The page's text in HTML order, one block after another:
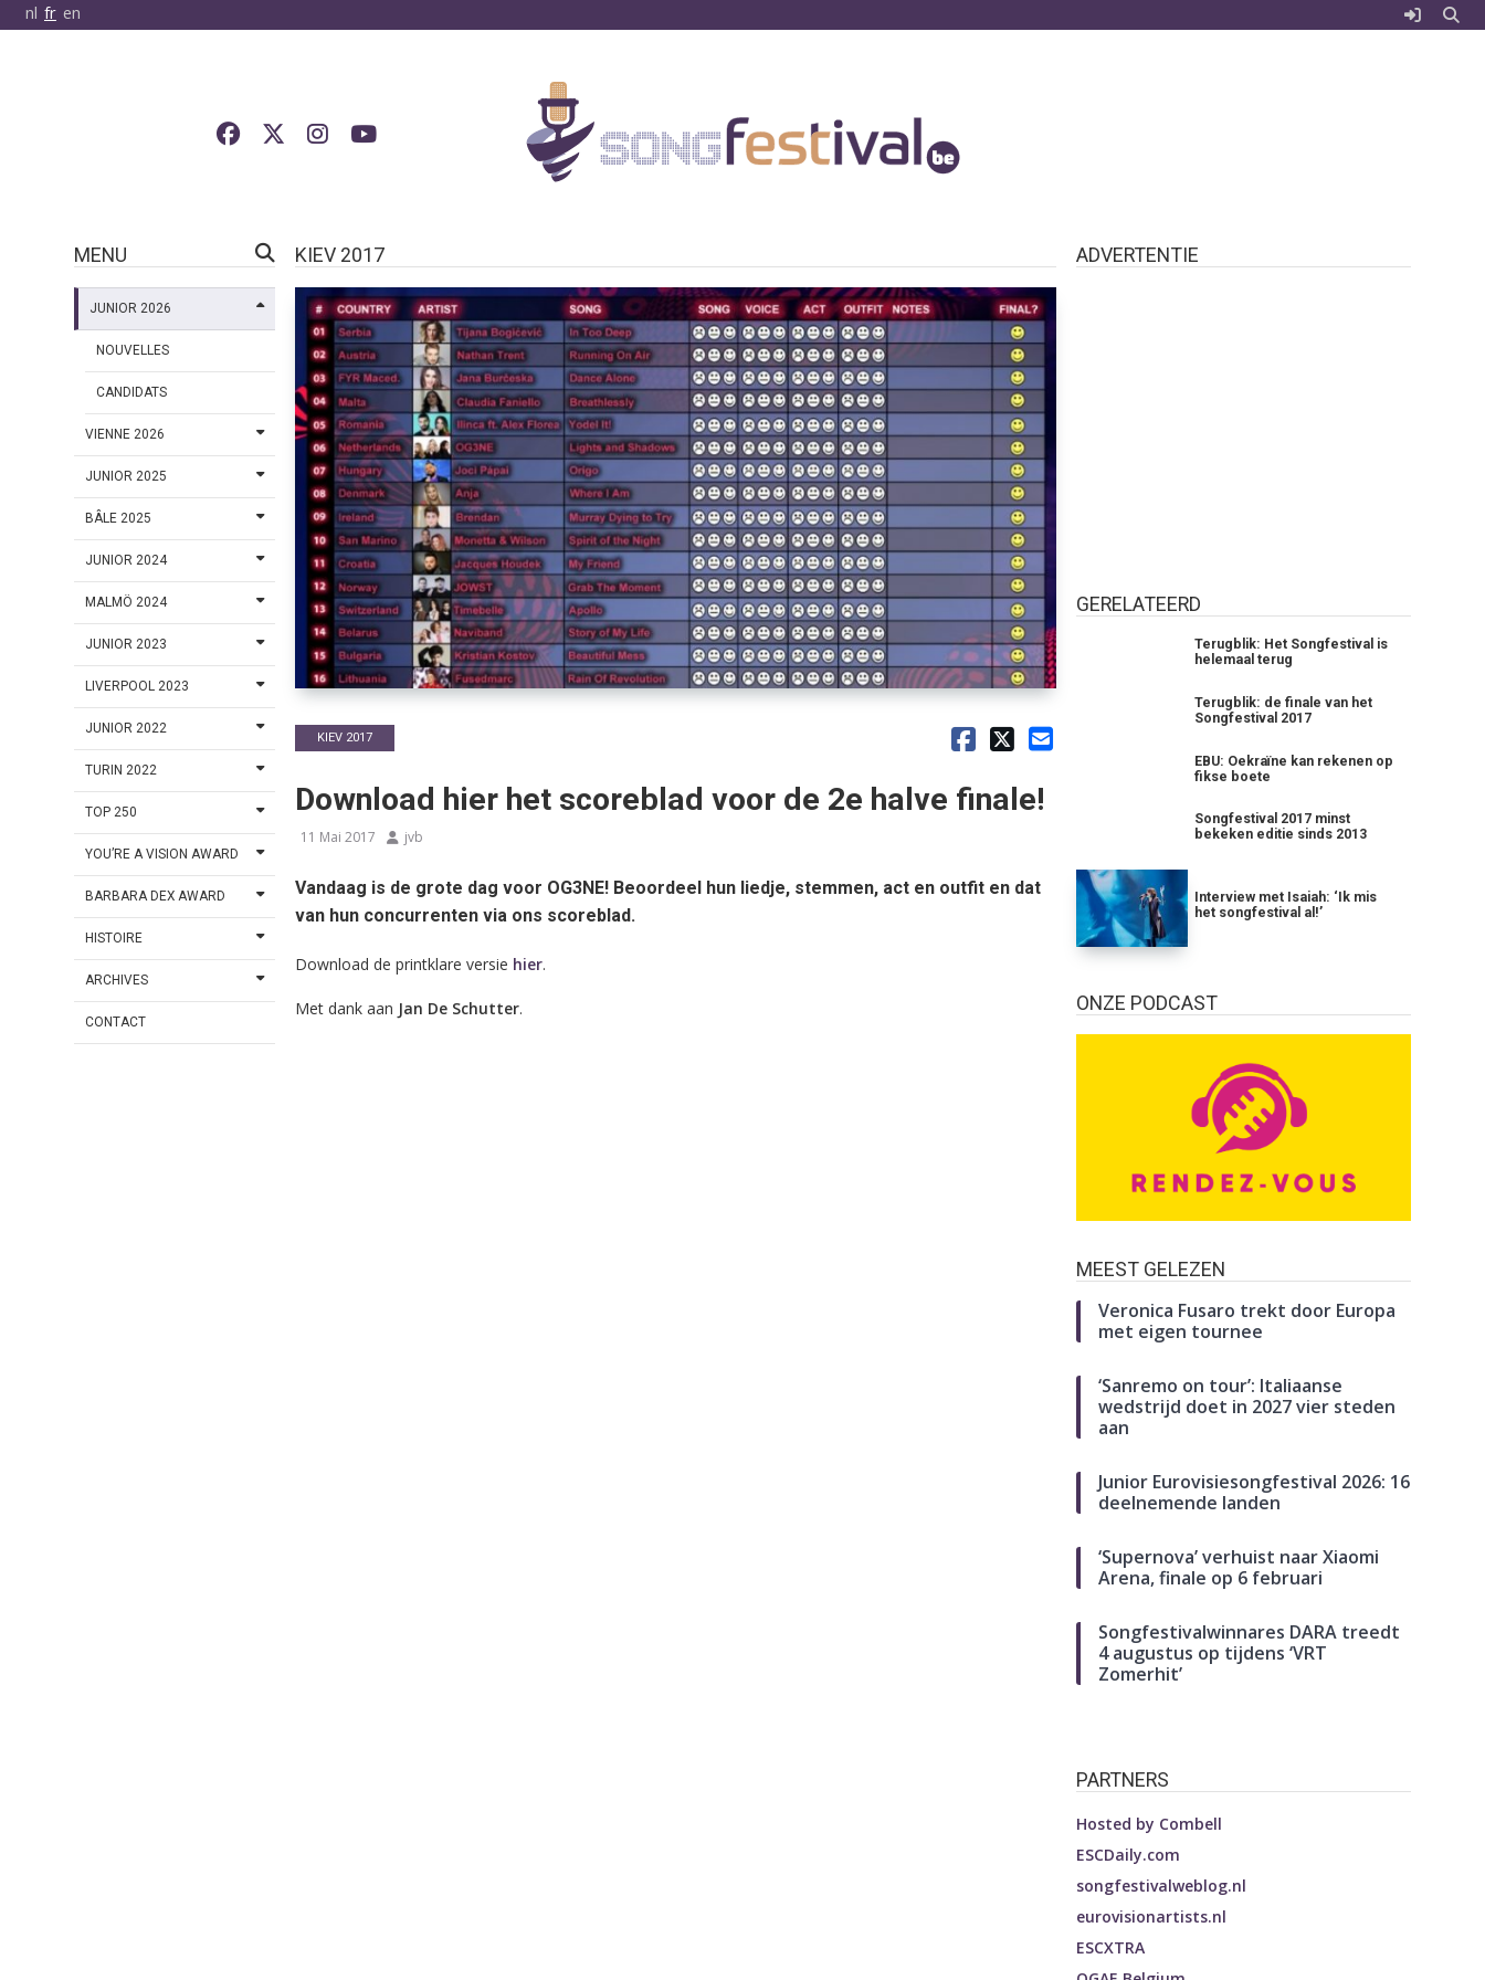
nl fr en
MENU
JUNIOR 2026
NOUVELLES
CANDIDATS
VIENNE 2026
JUNIOR 2025
BÂLE 2025
JUNIOR 2024
MALMÖ 2024
JUNIOR 2023
LIVERPOOL 2023
JUNIOR 2022
TURIN 2022
TOP 250
YOU’RE A VISION AWARD
BARBARA DEX AWARD
HISTOIRE
ARCHIVES
CONTACT
KIEV 2017
KIEV 2017
Download hier het scoreblad voor de 2e halve finale!
11 Mai 2017 jvb
Vandaag is de grote dag voor OG3NE! Beoordeel hun liedje, stemmen, act en outfit en dat
van hun concurrenten via ons scoreblad.
Download de printklare versie hier.
Met dank aan Jan De Schutter.
ADVERTENTIE
GERELATEERD
Terugblik: Het Songfestival is
helemaal terug
Terugblik: de finale van het
Songfestival 2017
EBU: Oekraïne kan rekenen op
fikse boete
Songfestival 2017 minst
bekeken editie sinds 2013
Interview met Isaiah: ‘Ik mis
het songfestival al!’
ONZE PODCAST
MEEST GELEZEN
Veronica Fusaro trekt door Europa
met eigen tournee
‘Sanremo on tour’: Italiaanse
wedstrijd doet in 2027 vier steden
aan
Junior Eurovisiesongfestival 2026: 16
deelnemende landen
‘Supernova’ verhuist naar Xiaomi
Arena, finale op 6 februari
Songfestivalwinnares DARA treedt
4 augustus op tijdens ‘VRT
Zomerhit’
PARTNERS
Hosted by Combell
ESCDaily.com
songfestivalweblog.nl
eurovisionartists.nl
ESCXTRA